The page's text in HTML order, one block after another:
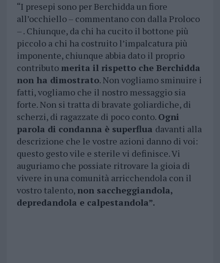
“I presepi sono per Berchidda un fiore
all’occhiello – commentano con dalla Proloco
– . Chiunque, da chi ha cucito il bottone più
piccolo a chi ha costruito l’impalcatura più
imponente, chiunque abbia dato il proprio
contributo merita il rispetto che Berchidda
non ha dimostrato. Non vogliamo sminuire i
fatti, vogliamo che il nostro messaggio sia
forte. Non si tratta di bravate goliardiche, di
scherzi, di ragazzate di poco conto. Ogni
parola di condanna è superflua davanti alla
descrizione che le vostre azioni danno di voi:
questo gesto vile e sterile vi definisce. Vi
auguriamo che possiate ritrovare la gioia di
vivere in una comunità arricchendola con il
vostro talento, non saccheggiandola,
depredandola e calpestandola”.